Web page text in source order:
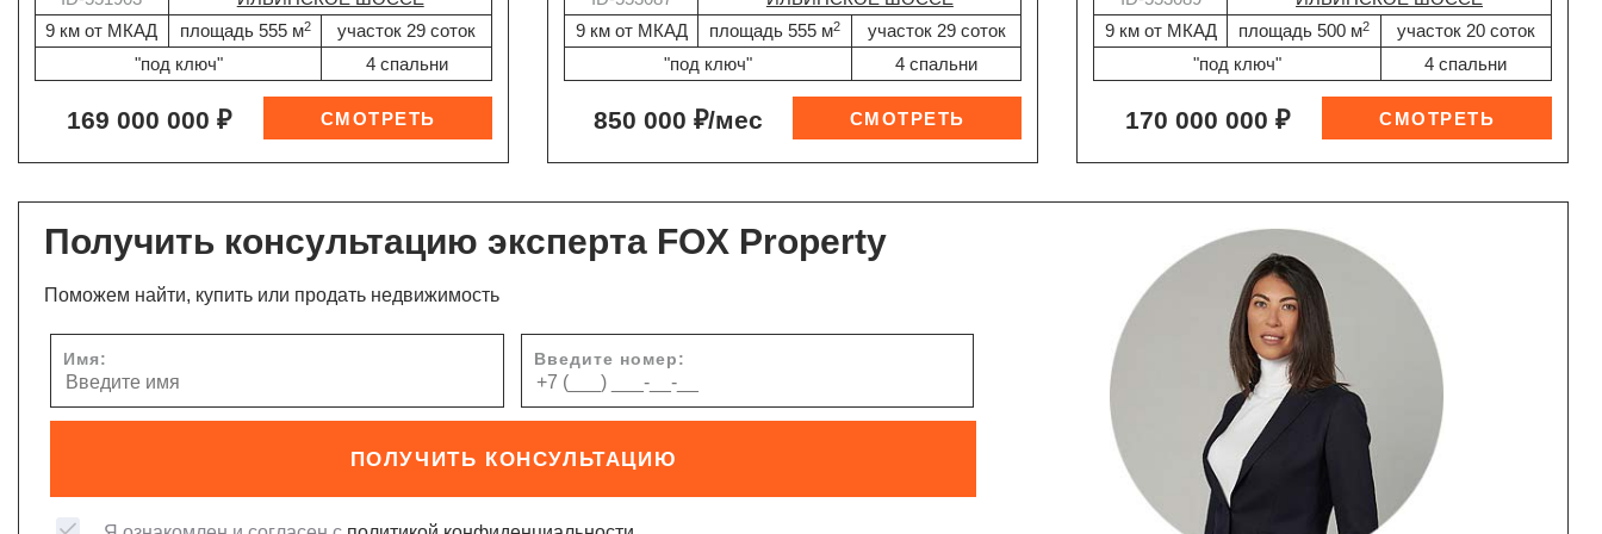
9 км от МКАД
площадь 555 м2
участок 29 соток
"под ключ"
4 спальни
169 000 000 ₽
9 км от МКАД
площадь 555 м2
участок 29 соток
"под ключ"
4 спальни
850 000 ₽/мес
9 км от МКАД
площадь 500 м2
участок 20 соток
"под ключ"
4 спальни
170 000 000 ₽
Получить консультацию эксперта FOX Property
Поможем найти, купить или продать недвижимость
Имя: Введите номер:
ПОЛУЧИТЬ КОНСУЛЬТАЦИЮ